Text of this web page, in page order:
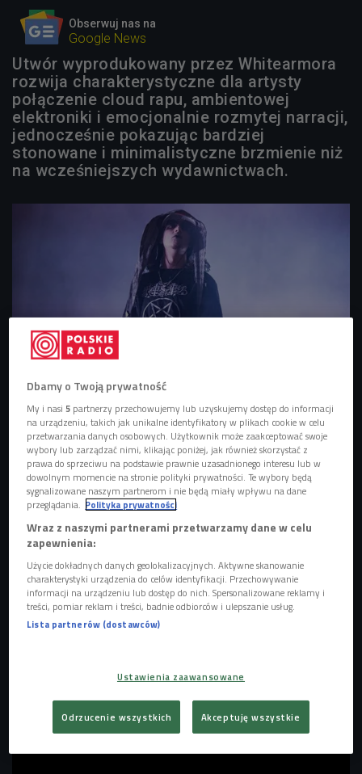
Obserwuj nas na
Google News
Utwór wyprodukowany przez Whitearmora
rozwija charakterystyczne dla artysty
połączenie cloud rapu, ambientowej
elektroniki i emocjonalnie rozmytej narracji,
jednocześnie pokazując bardziej
stonowane i minimalistyczne brzmienie niż
na wcześniejszych wydawnictwach.
Bladee Foto: Brandon Nagy/Shutterstock/East News
Singiel"Blondie"zapowiada nadchodzący album
Bladee'ego "Sulfur Surfer", który ma się ukazać już 20
maja i będzie pierwszym pełnoprawnym projektem artysty
od czasu"Cold Visions"z 2024 roku. Brzmienie nowego
Whitearmora, która od dawna definiuje estetykę
Bladee’ego, ale tutaj jest jeszcze bardziej oszczędna niż
zwykle. Warstwy dźwiękowe nie dominują, tylko unoszą się
w tle, tworząc wrażenie lekkiego dryfowania. Całość jest
bardziej minimalistyczna niż jego bardziej intensywne
Dbamy o Twoją prywatność
My i nasi5 partnerzy przechowujemy lub uzyskujemy dostęp do informacji
na urządzeniu, takich jak unikalne identyfikatory w plikach cookie w celu
przetwarzania danych osobowych. Użytkownik może zaakceptować swoje
wybory lub zarządzać nimi, klikając poniżej, jak również skorzystać z
prawa do sprzeciwu na podstawie prawnie uzasadnionego interesu lub w
dowolnym momencie na stronie polityki prywatności. Te wybory będą
sygnalizowane naszym partnerom i nie będą miały wpływu na dane
przeglądania. Polityka prywatności
Wraz z naszymi partnerami przetwarzamy dane w celu
zapewnienia:
Użycie dokładnych danych geolokalizacyjnych. Aktywne skanowanie
charakterystyki urządzenia do celów identyfikacji. Przechowywanie
informacji na urządzeniu lub dostęp do nich. Spersonalizowane reklamy i
treści, pomiar reklam i treści, badnie odbiorców i ulepszanie usług.
Lista partnerów (dostawców)
Ustawienia zaawansowane
Odrzucenie wszystkich Akceptuję wszystkie